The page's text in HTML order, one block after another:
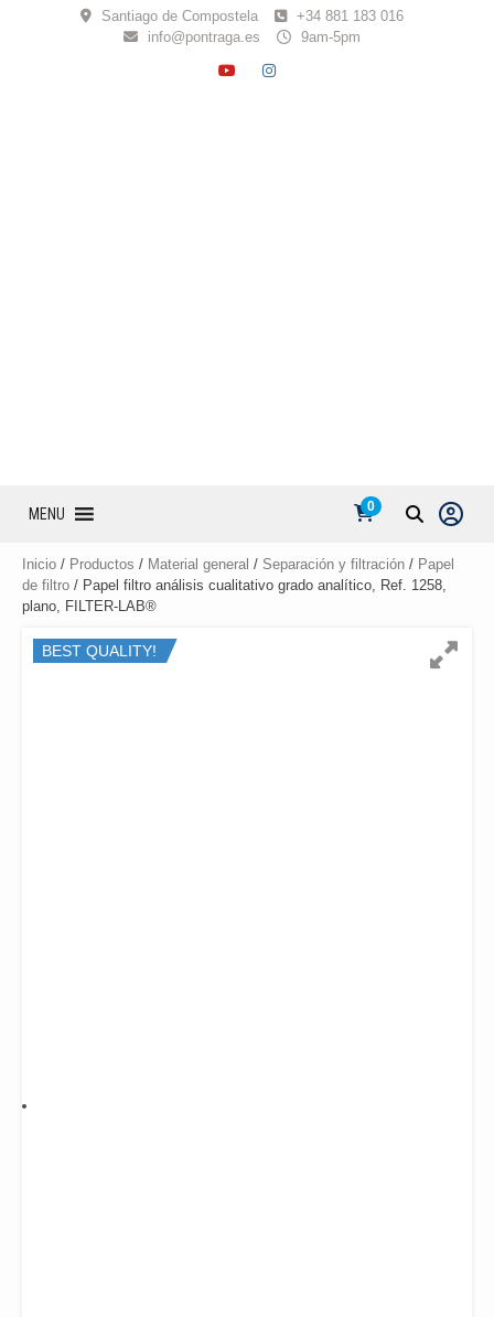
Santiago de Compostela
+34 881 183 016
info@pontraga.es
9am-5pm
YOUTUBE
INSTAGRAM
MENU 0
Inicio / Productos / Material general / Separación y filtración / Papel
de filtro / Papel filtro análisis cualitativo grado analítico, Ref. 1258,
plano, FILTER-LAB®
BEST QUALITY!